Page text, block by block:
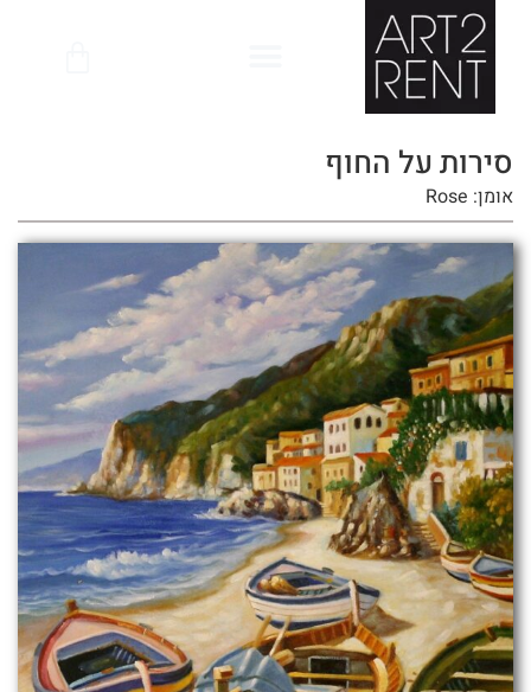
סירות על החוף
אומן: Rose